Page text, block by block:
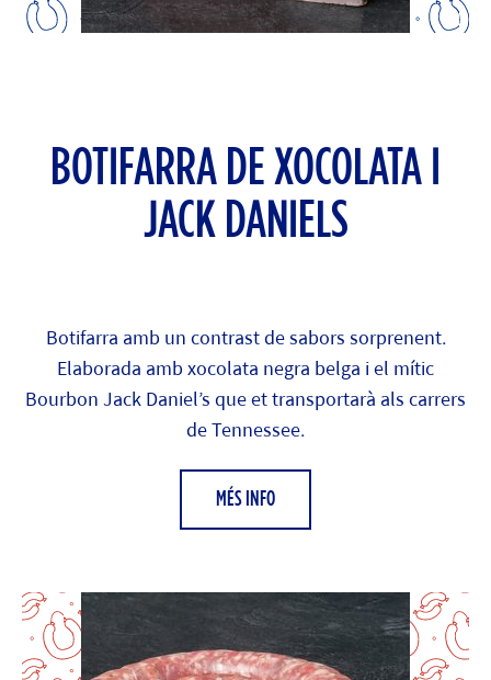
BOTIFARRA DE XOCOLATA I
JACK DANIELS
Botifarra amb un contrast de sabors sorprenent.
Elaborada amb xocolata negra belga i el mític
Bourbon Jack Daniel’s que et transportarà als carrers
de Tennessee.
MÉS INFO